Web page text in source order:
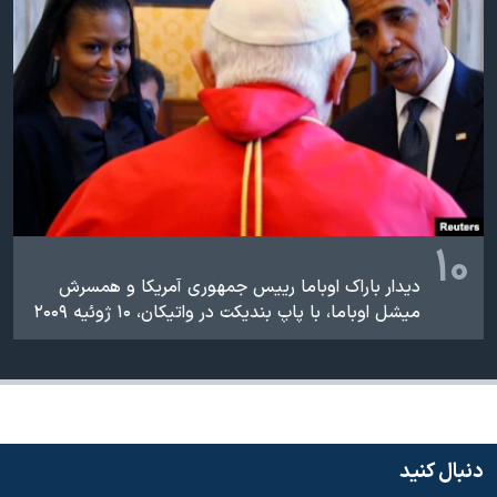
نرگس محمدی برنده جایزه نوبل صلح
همایش محافظه‌کاران آمریکا «سی‌پک»
صفحه‌های ویژه
سفر پرزیدنت ترامپ به چین
۱۰
دیدار باراک اوباما رییس جمهوری آمریکا و همسرش
میشل اوباما، با پاپ بندیکت در واتیکان، ۱۰ ژوئیه ۲۰۰۹
دنبال کنید